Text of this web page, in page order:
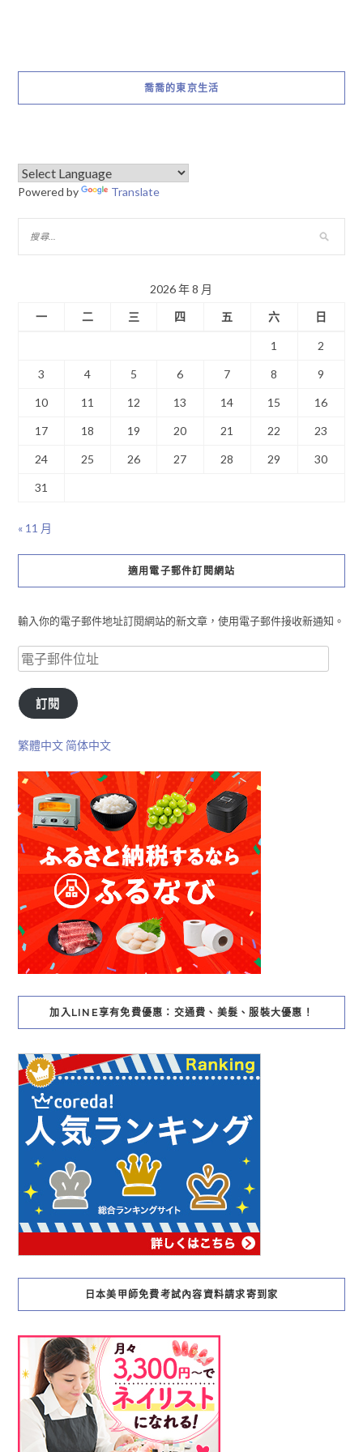
喬喬的東京生活
Powered by Translate
2026 年 8 月
一
二 三 四 五 六 日
1 2
3 4 5 6 7 8 9
10 11 12 13 14 15 16
17 18 19 20 21 22 23
24 25 26 27 28 29 30
31
« 11 月
適用電子郵件訂閱網站
輸入你的電子郵件地址訂閱網站的新文章，使用電子郵件接收新通知。
訂閱
繁體中文 简体中文
加入LINE享有免費優惠：交通費、美髮、服裝大優惠！
日本美甲師免費考試內容資料請求寄到家